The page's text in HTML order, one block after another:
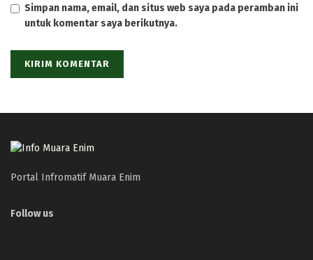
Simpan nama, email, dan situs web saya pada peramban ini
untuk komentar saya berikutnya.
Portal Infromatif Muara Enim
Follow us